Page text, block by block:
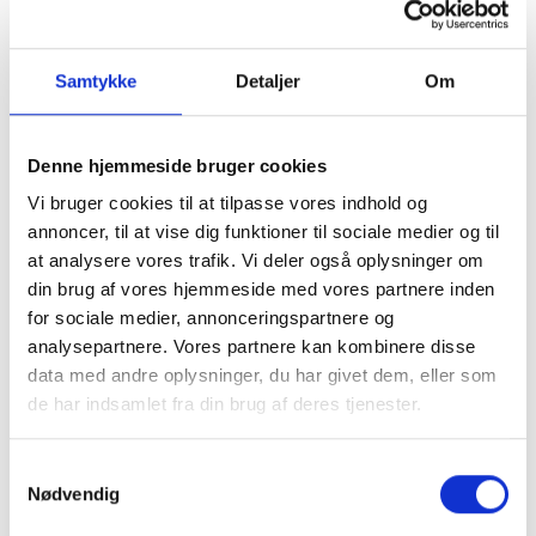
Samtykke Detaljer Om
Denne hjemmeside bruger cookies
Vi bruger cookies til at tilpasse vores indhold og
annoncer, til at vise dig funktioner til sociale medier og til
at analysere vores trafik. Vi deler også oplysninger om
din brug af vores hjemmeside med vores partnere inden
for sociale medier, annonceringspartnere og
analysepartnere. Vores partnere kan kombinere disse
data med andre oplysninger, du har givet dem, eller som
de har indsamlet fra din brug af deres tjenester.
Nødvendig
Beskyttelsesrails type B – Endestykker
Beskyttelsesrails, type B, endebeslag
Beskyttelsesrails type B – vendestykker
Beskyttelsesrails, type B, stolper
Beskyttelsesrails, type B, 1-etagers
Beskyttelsesrails, type B, 2-etagers
Beskyttelsesrails, type B, 3-etagers
Beskyttelsesrails, type B, 4-etagers
Beskyttelsesrails type B Superplint
Beskyttelsesrails, type B, buet
Beskyttelsesrails type B med håndliste
Beskyttelsesrails type B, fjederende
Beskyttelsesrails, type B, batteriopladningsrist